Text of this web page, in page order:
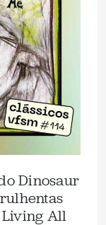
Dinosaur
Living All